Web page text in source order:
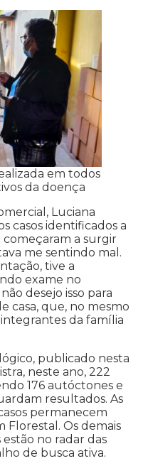
em todos
da doença
Luciana
casos identificados a
começaram a surgir
me sentindo mal.
tive a
exame no
desejo isso para
casa, que, no mesmo
da família
publicado nesta
neste ano, 222
176 autóctones e
resultados. As
permanecem
Florestal. Os demais
no radar das
de busca ativa.